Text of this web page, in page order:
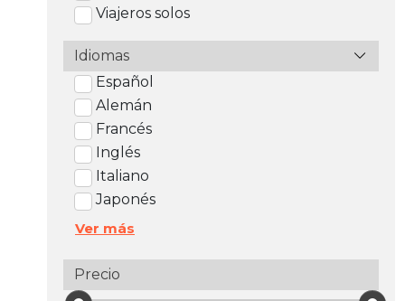
Viajeros solos
Idiomas
Español
Alemán
Francés
Inglés
Italiano
Japonés
Ver más
Precio